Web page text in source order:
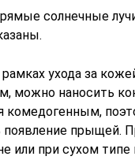
солнечные
ухода за
можно наносить
комедогенным,
прыщей.
или при сухом